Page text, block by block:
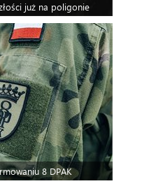
już na poligonie
8 DPAK